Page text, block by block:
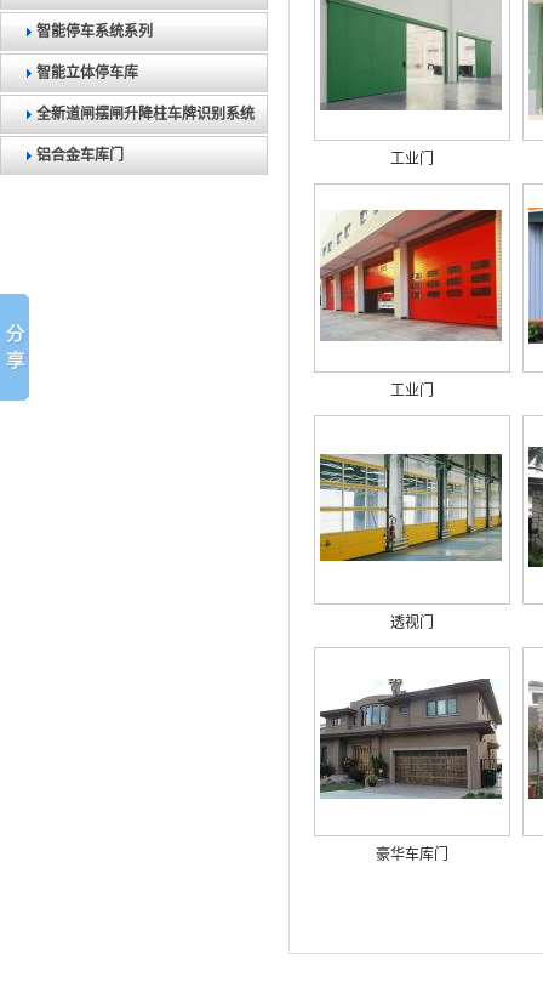
智能停车系统系列
智能立体停车库
全新道闸摆闸升降柱车牌识别系统
铝合金车库门 工业门
工业门
透视门
豪华车库门